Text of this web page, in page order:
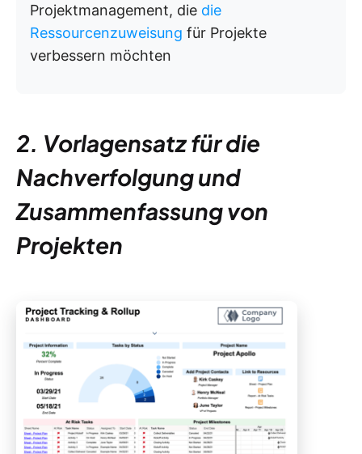
Projektmanagement, die die
Ressourcenzuweisung für Projekte
verbessern möchten
2. Vorlagensatz für die
Nachverfolgung und
Zusammenfassung von
Projekten